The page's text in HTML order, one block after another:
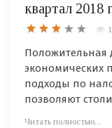
квартал 2018
Положительная
экономических
подходы по
позволяют
Читать полностью...